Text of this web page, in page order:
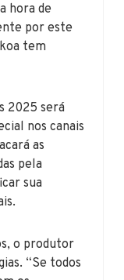
hora de
por este
tem
2025 será
nos canais
as
pela
sua
o produtor
“Se todos